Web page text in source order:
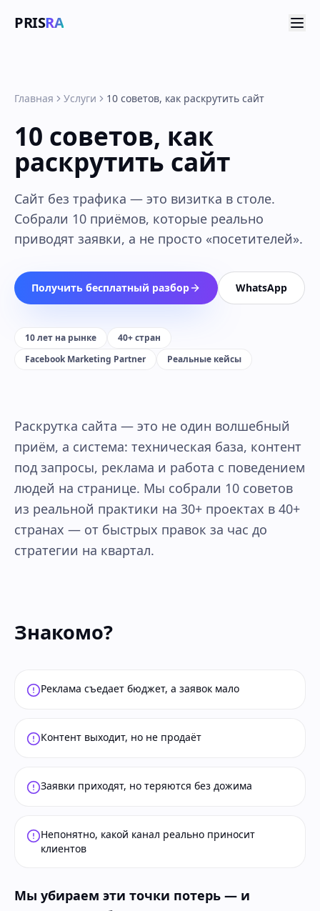
PRISRA
Главная Услуги 10 советов, как раскрутить сайт
10 советов, как
раскрутить сайт
Сайт без трафика — это визитка в столе.
Собрали 10 приёмов, которые реально
приводят заявки, а не просто «посетителей».
Получить бесплатный разбор WhatsApp
10 лет на рынке
40+ стран
Facebook Marketing Partner
Реальные кейсы
Раскрутка сайта — это не один волшебный
приём, а система: техническая база, контент
под запросы, реклама и работа с поведением
людей на странице. Мы собрали 10 советов
из реальной практики на 30+ проектах в 40+
странах — от быстрых правок за час до
стратегии на квартал.
Знакомо?
Реклама съедает бюджет, а заявок мало
Контент выходит, но не продаёт
Заявки приходят, но теряются без дожима
Непонятно, какой канал реально приносит
клиентов
Мы убираем эти точки потерь — и